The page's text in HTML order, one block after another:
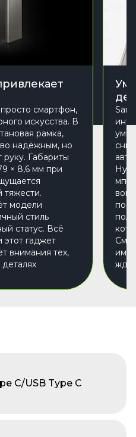
смартфон,
искусства. В
рамка,
надёжным, но
Габариты
× 8,6 мм при
модели
стиль
статус. Всё
гаджет
внимания тех,
деталях
C/USB Type C